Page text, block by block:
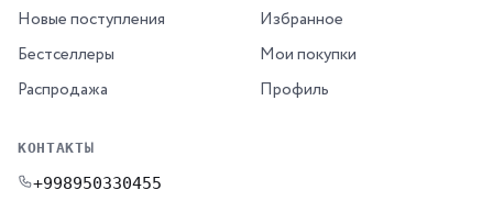
Новые поступления
Бестселлеры
Распродажа
Избранное
Мои покупки
Профиль
КОНТАКТЫ
+998950330455